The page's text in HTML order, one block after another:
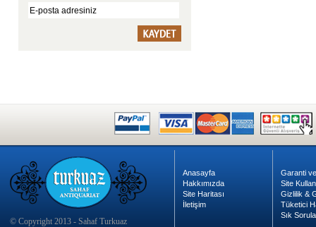
© Copyright 2013 - Sahaf Turkuaz
Anasayfa
Hakkımızda
Site Haritası
İletişim
Garanti
Site
Gizlilik &
Tüketici
Sık